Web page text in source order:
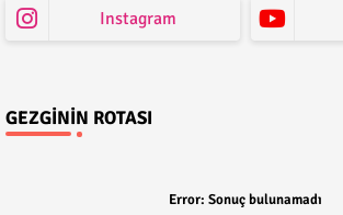
Instagram
GEZGININ ROTASI
Error: Sonuç bulunamadı